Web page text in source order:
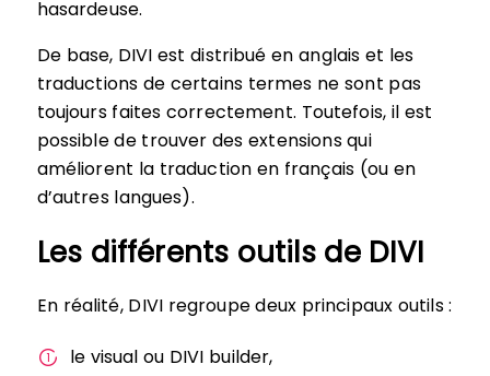
hasardeuse.
De base, DIVI est distribué en anglais et les
traductions de certains termes ne sont pas
toujours faites correctement. Toutefois, il est
possible de trouver des extensions qui
améliorent la traduction en français (ou en
d’autres langues).
Les différents outils de DIVI
En réalité, DIVI regroupe deux principaux outils :
le visual ou DIVI builder,